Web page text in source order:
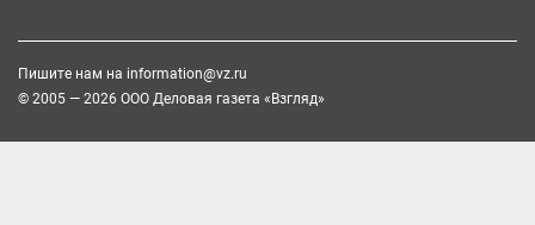
Пишите нам на information@vz.ru
© 2005 — 2026 ООО Деловая газета «Взгляд»